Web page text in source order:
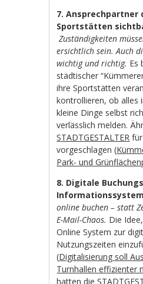
7. Ansprechpartner
Sportstätten
Zuständigkeiten
ersichtlich sein. Auch
wichtig und richtig. Es
städtischer
ihre Sportstätten
kontrollieren, ob alles
kleine Dinge selbst
verlässlich melden.
STADTGESTALTER
vorgeschlagen (
Park- und
8. Digitale
online buchen – statt
E-Mail-Chaos. Die
Online System zur
Nutzungszeiten
(Digitalisierung soll
Turnhallen effizienter
hattendie